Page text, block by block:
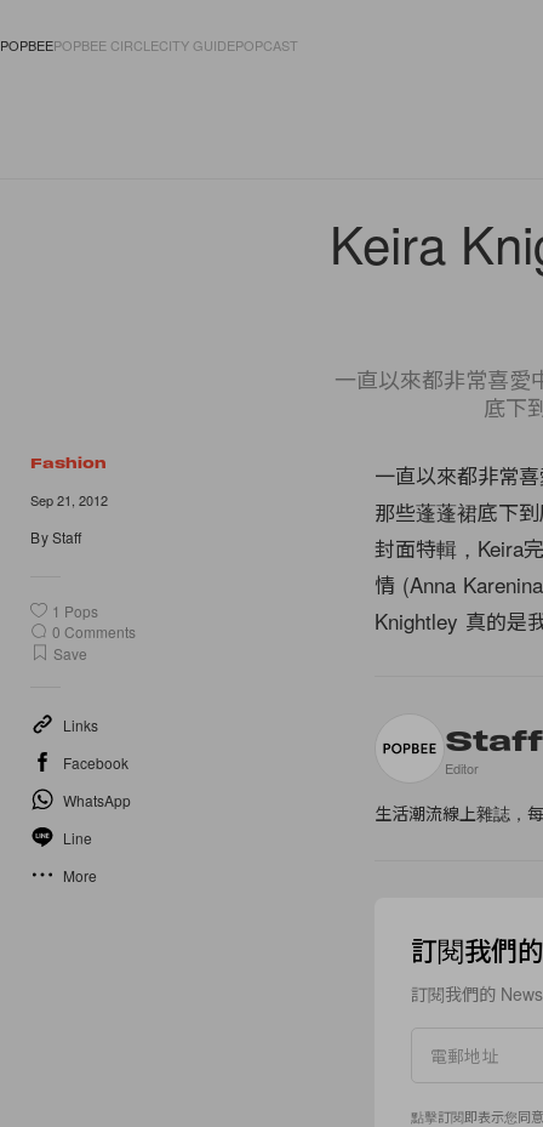
POPBEEPOPBEE CIRCLECITY GUIDEPOPCAST
Keira
一直以來都非常喜愛
底下
Fashion
Sep 21, 2012
ByStaff
1 Pops
0 Comments
Save
Links
Facebook
WhatsApp
Line
More
一直以來都非常
那些蓬蓬裙底下
封面特輯，Keira
情 (Anna
Knightley 真的是
Staff
Editor
生活潮流線上雜誌，
訂閱我們
訂閱我們的
點擊訂閱即表示您同